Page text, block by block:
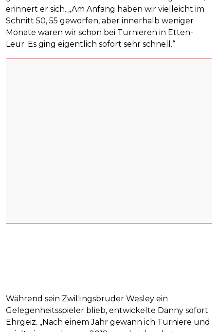
erinnert er sich. „Am Anfang haben wir vielleicht im
Schnitt 50, 55 geworfen, aber innerhalb weniger
Monate waren wir schon bei Turnieren in Etten-
Leur. Es ging eigentlich sofort sehr schnell.“
Während sein Zwillingsbruder Wesley ein
Gelegenheitsspieler blieb, entwickelte Danny sofort
Ehrgeiz. „Nach einem Jahr gewann ich Turniere und